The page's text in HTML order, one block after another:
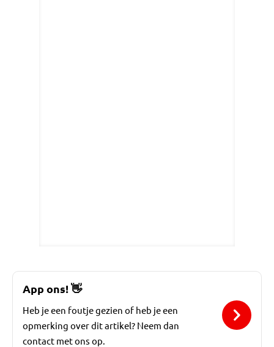
App ons!👋
Heb je een foutje gezien of heb je een
opmerking over dit artikel? Neem dan
contact met ons op.